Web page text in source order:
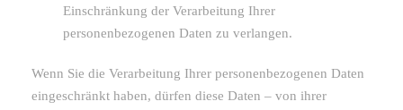
Einschränkung der Verarbeitung Ihrer
personenbezogenen Daten zu verlangen.
Wenn Sie die Verarbeitung Ihrer personenbezogenen Daten
eingeschränkt haben, dürfen diese Daten – von ihrer